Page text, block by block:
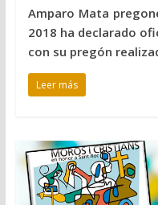
Amparo Mata
2018 ha declarado
con su pregón
Leer más